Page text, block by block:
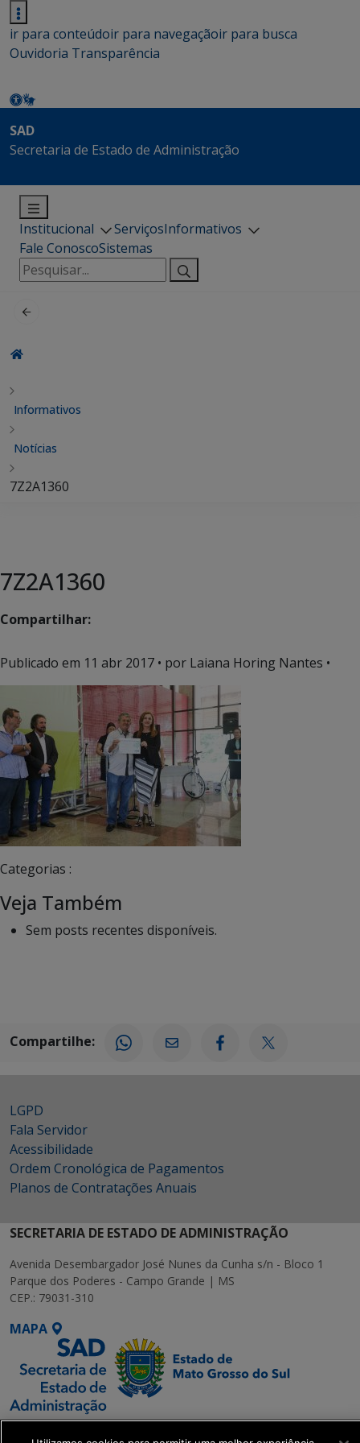
ir para conteúdoir para navegaçãoir para busca
Ouvidoria Transparência
SAD
Secretaria de Estado de Administração
Institucional ServiçosInformativos
Fale ConoscoSistemas
Pesquisar
por:
Informativos
Notícias
7Z2A1360
7Z2A1360
Compartilhar:
Publicado em 11 abr 2017 • por Laiana Horing Nantes •
Categorias :
Veja Também
Sem posts recentes disponíveis.
Compartilhe:
LGPD
Fala Servidor
Acessibilidade
Ordem Cronológica de Pagamentos
Planos de Contratações Anuais
SECRETARIA DE ESTADO DE ADMINISTRAÇÃO
Avenida Desembargador José Nunes da Cunha s/n - Bloco 1
Parque dos Poderes - Campo Grande | MS
CEP.: 79031-310
MAPA